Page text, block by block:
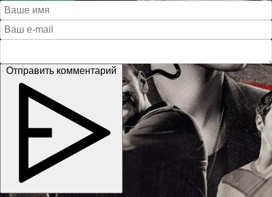
Отправить комментарий